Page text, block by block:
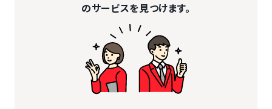
のサービスを見つけます。